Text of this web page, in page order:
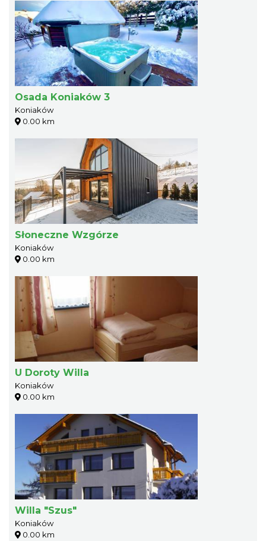
Osada Koniaków 3
Koniaków
0.00 km
Słoneczne Wzgórze
Koniaków
0.00 km
U Doroty Willa
Koniaków
0.00 km
Willa "Szus"
Koniaków
0.00 km